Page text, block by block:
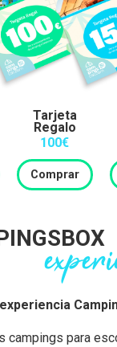
Tarjeta
Regalo
100€
Comprar
campings para